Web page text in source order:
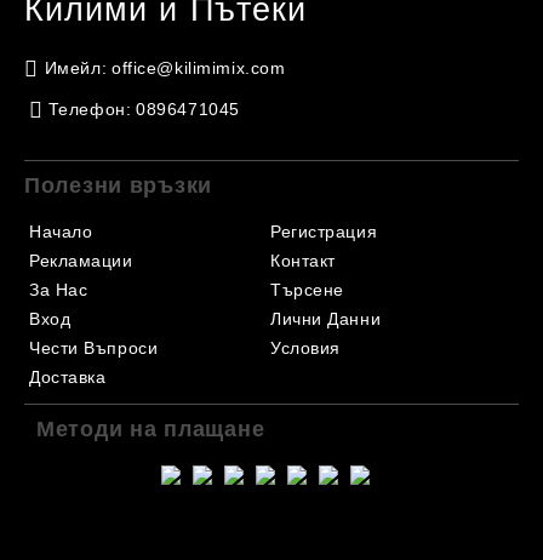
Килими и Пътеки
Имейл: office@kilimimix.com
Телефон: 0896471045
Полезни връзки
Начало
Рекламации
За Нас
Вход
Чести Въпроси
Регистрация
Контакт
Търсене
Лични Данни
Условия
Доставка
Методи на плащане